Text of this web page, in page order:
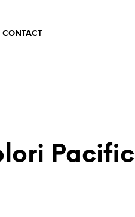
CONTACT
Pacific